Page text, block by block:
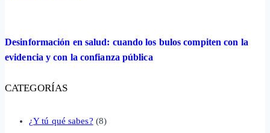
Desinformación en salud: cuando los bulos compiten con la
evidencia y con la confianza pública
CATEGORÍAS
¿Y tú qué sabes? (8)